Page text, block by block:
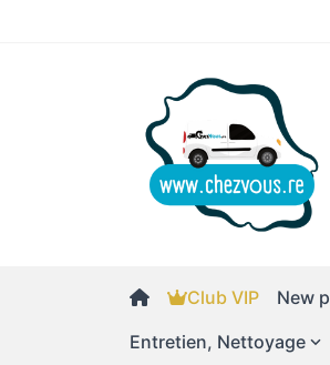
Club VIP New
Entretien, Nettoyage